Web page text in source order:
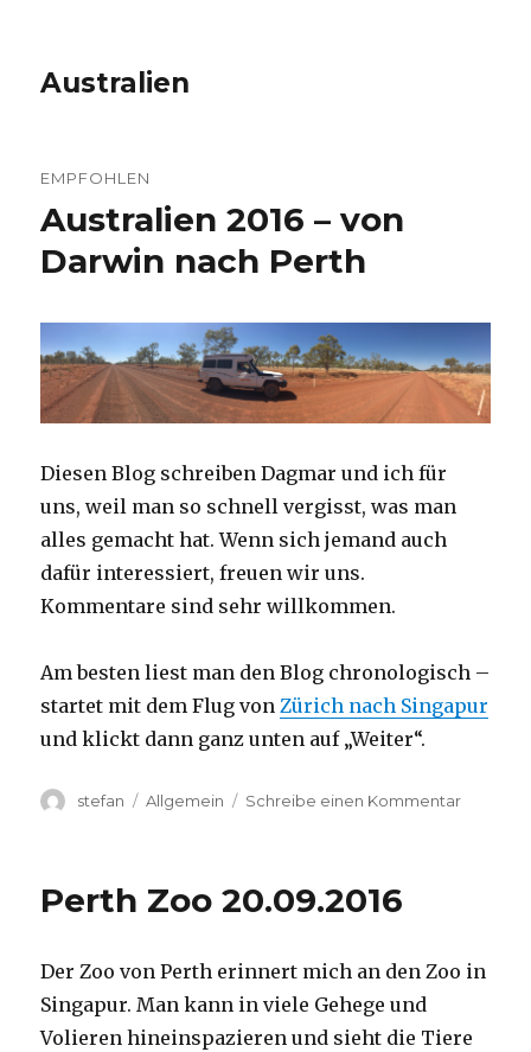
Australien
EMPFOHLEN
Australien 2016 – von
Darwin nach Perth
Diesen Blog schreiben Dagmar und ich für
uns, weil man so schnell vergisst, was man
alles gemacht hat. Wenn sich jemand auch
dafür interessiert, freuen wir uns.
Kommentare sind sehr willkommen.
Am besten liest man den Blog chronologisch –
startet mit dem Flug vonZürich nach Singapur
und klickt dann ganz unten auf „Weiter“.
Autor
stefan Kategorien
Allgemein Schreibe einen Kommentarzu
Perth
Perth Zoo 20.09.2016
Der Zoo von Perth erinnert mich an den Zoo in
Singapur. Man kann in viele Gehege und
Volieren hineinspazieren und sieht die Tiere